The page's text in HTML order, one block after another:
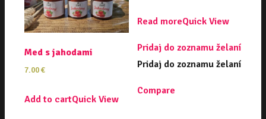
Med s jahodami
7.00€
Add to cartQuick View
Read moreQuick View
Pridaj do zoznamu želaní
Pridaj do zoznamu želaní
Compare